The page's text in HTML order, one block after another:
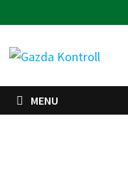
to
content
MENU